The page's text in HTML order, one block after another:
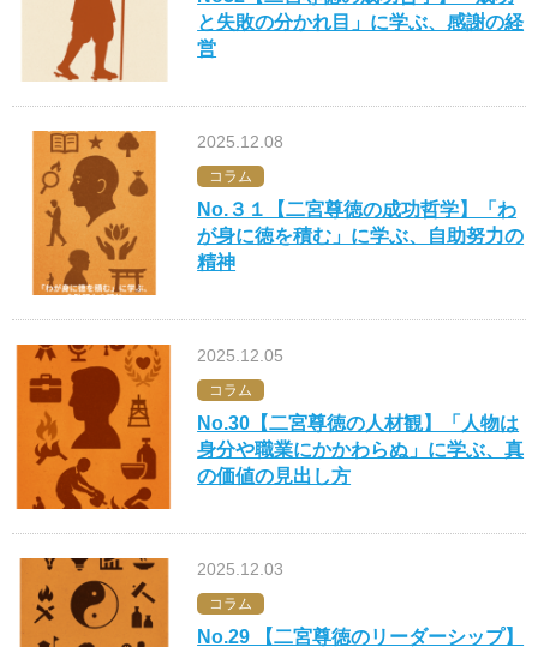
と失敗の分かれ目」に学ぶ、感謝の経
営
2025.12.08
コラム
No.３１【二宮尊徳の成功哲学】「わ
が身に徳を積む」に学ぶ、自助努力の
精神
2025.12.05
コラム
No.30【二宮尊徳の人材観】「人物は
身分や職業にかかわらぬ」に学ぶ、真
の価値の見出し方
2025.12.03
コラム
No.29 【二宮尊徳のリーダーシップ】